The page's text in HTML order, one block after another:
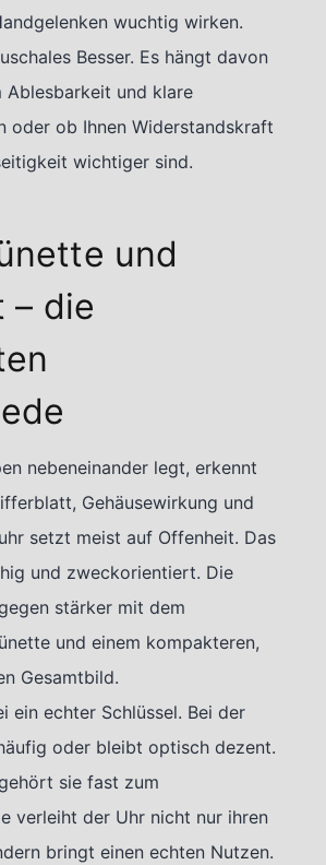
wuchtig wirken.
Besser. Es hängt davon
Ablesbarkeit und klare
oder ob Ihnen Widerstandskraft
wichtiger sind.
und
– die
nebeneinander legt, erkennt
Gehäusewirkung und
setzt meist auf Offenheit. Das
und zweckorientiert. Die
stärker mit dem
und einem kompakteren,
Gesamtbild.
ein echter Schlüssel. Bei der
oder bleibt optisch dezent.
sie fast zum
verleiht der Uhr nicht nur ihren
bringt einen echten Nutzen.